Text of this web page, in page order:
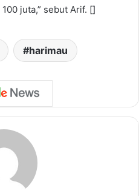
juta,” sebut Arif. []
harimau